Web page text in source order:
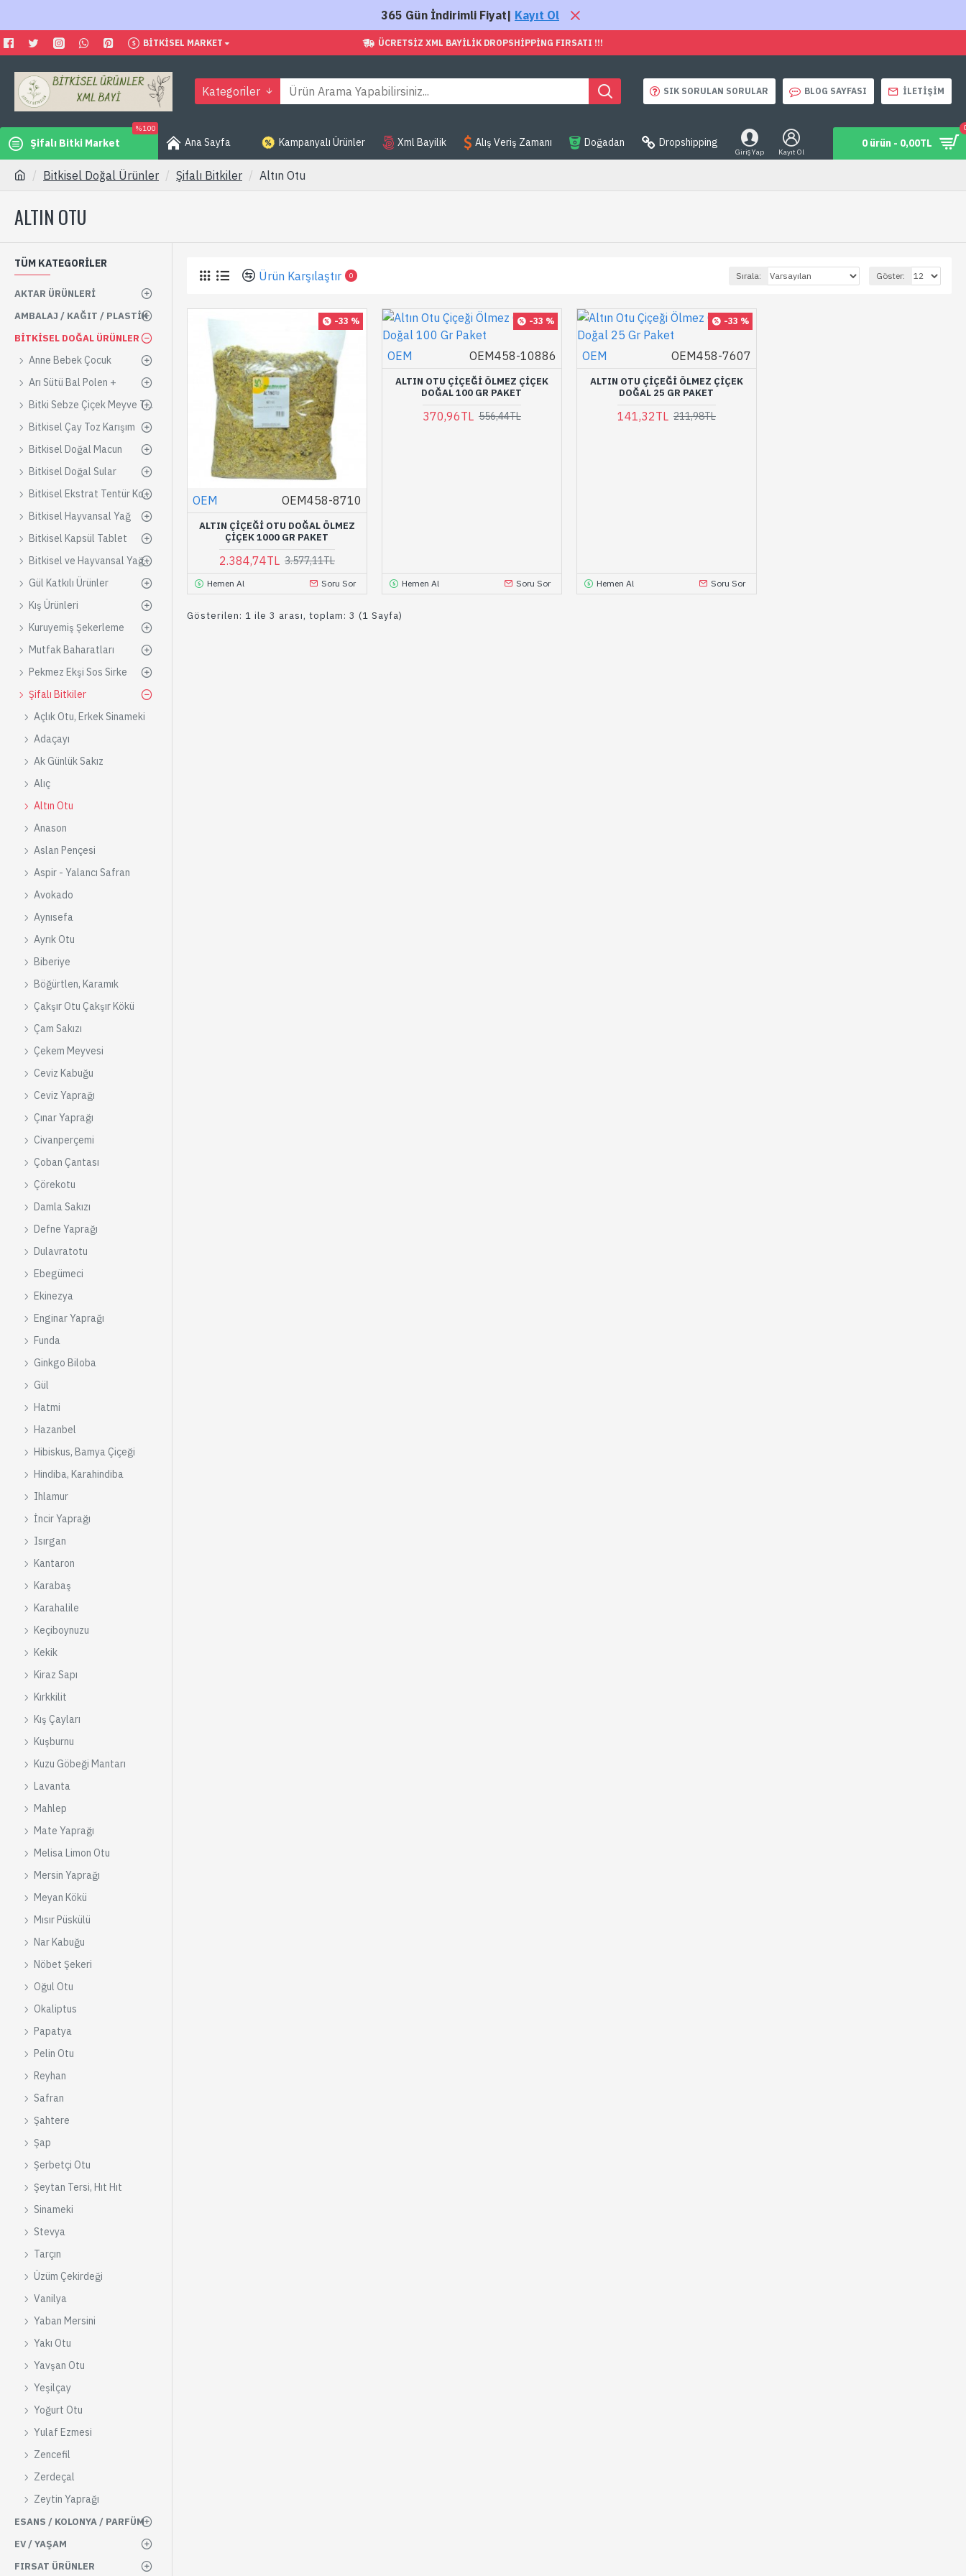
365 Gün İndirimli Fiyat| Kayıt Ol
BITKISEL MARKET ÜCRETSIZ XML BAYILIK DROPSHIPPING FIRSATI !!!
Kategoriler SIK SORULAN SORULAR BLOG SAYFASI İLETIŞIM
Şifalı Bitki Market
%100
Ana Sayfa Kampanyalı Ürünler Xml Bayilik Alış Veriş Zamanı Doğadan Dropshipping
Giriş Yap Kayıt Ol
0 ürün - 0,00TL
Bitkisel Doğal Ürünler Şifalı Bitkiler Altın Otu
ALTIN OTU
TÜM KATEGORILER
AKTAR ÜRÜNLERI
AMBALAJ / KAĞIT / PLASTIK
BITKISEL DOĞAL ÜRÜNLER
Anne Bebek Çocuk
Arı Sütü Bal Polen +
Bitki Sebze Çiçek Meyve Tohumları
Bitkisel Çay Toz Karışım
Bitkisel Doğal Macun
Bitkisel Doğal Sular
Bitkisel Ekstrat Tentür Konsantre
Bitkisel Hayvansal Yağ
Bitkisel Kapsül Tablet
Bitkisel ve Hayvansal Yağlar
Gül Katkılı Ürünler
Kış Ürünleri
Kuruyemiş Şekerleme
Mutfak Baharatları
Pekmez Ekşi Sos Sirke
Şifalı Bitkiler
Açlık Otu, Erkek Sinameki
Adaçayı
Ak Günlük Sakız
Alıç
Altın Otu
Anason
Aslan Pençesi
Aspir - Yalancı Safran
Avokado
Aynısefa
Ayrık Otu
Biberiye
Böğürtlen, Karamık
Çakşır Otu Çakşır Kökü
Çam Sakızı
Çekem Meyvesi
Ceviz Kabuğu
Ceviz Yaprağı
Çınar Yaprağı
Civanperçemi
Çoban Çantası
Çörekotu
Damla Sakızı
Defne Yaprağı
Dulavratotu
Ebegümeci
Ekinezya
Enginar Yaprağı
Funda
Ginkgo Biloba
Gül
Hatmi
Hazanbel
Hibiskus, Bamya Çiçeği
Hindiba, Karahindiba
Ihlamur
İncir Yaprağı
Isırgan
Kantaron
Karabaş
Karahalile
Keçiboynuzu
Kekik
Kiraz Sapı
Kırkkilit
Kış Çayları
Kuşburnu
Kuzu Göbeği Mantarı
Lavanta
Mahlep
Mate Yaprağı
Melisa Limon Otu
Mersin Yaprağı
Meyan Kökü
Mısır Püskülü
Nar Kabuğu
Nöbet Şekeri
Oğul Otu
Okaliptus
Papatya
Pelin Otu
Reyhan
Safran
Şahtere
Şap
Şerbetçi Otu
Şeytan Tersi, Hıt Hıt
Sinameki
Stevya
Tarçın
Üzüm Çekirdeği
Vanilya
Yaban Mersini
Yakı Otu
Yavşan Otu
Yeşilçay
Yoğurt Otu
Yulaf Ezmesi
Zencefil
Zerdeçal
Zeytin Yaprağı
ESANS / KOLONYA / PARFÜM
EV / YAŞAM
FIRSAT ÜRÜNLER
Ürün Karşılaştır 0 Sırala: Göster:
-33 %
OEM OEM458-8710
ALTIN ÇIÇEĞI OTU DOĞAL ÖLMEZ
ÇIÇEK 1000 GR PAKET
2.384,74TL 3.577,11TL
Hemen Al Soru Sor
-33 %
OEM OEM458-10886
ALTIN OTU ÇIÇEĞI ÖLMEZ ÇIÇEK
DOĞAL 100 GR PAKET
370,96TL 556,44TL
Hemen Al Soru Sor
-33 %
OEM OEM458-7607
ALTIN OTU ÇIÇEĞI ÖLMEZ ÇIÇEK
DOĞAL 25 GR PAKET
141,32TL 211,98TL
Hemen Al Soru Sor
Gösterilen: 1 ile 3 arası, toplam: 3 (1 Sayfa)